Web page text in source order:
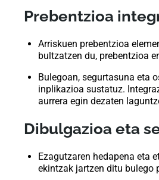
Prebentzioa
Arriskuen prebentzioa
bultzatzen du, prebentzioa
Bulegoan, segurtasuna eta
inplikazioa sustatuz.
aurrera egin dezaten
Dibulgazioa eta
Ezagutzaren hedapena eta
ekintzak jartzen ditu bulego